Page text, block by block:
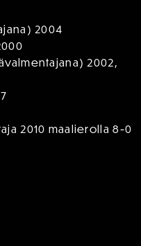
2004
2002,
2010 maalierolla 8-0